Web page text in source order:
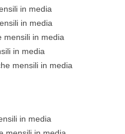
in media
in media
mensili in media
in media
mensili in media
in media